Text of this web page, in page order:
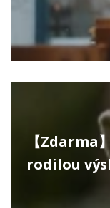
【
rodilou